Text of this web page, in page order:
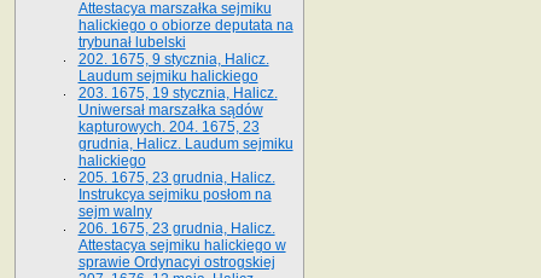
Attestacya marszałka sejmiku
halickiego o obiorze deputata na
trybunał lubelski
202. 1675, 9 stycznia, Halicz.
Laudum sejmiku halickiego
203. 1675, 19 stycznia, Halicz.
Uniwersał marszałka sądów
kapturowych. 204. 1675, 23
grudnia, Halicz. Laudum sejmiku
halickiego
205. 1675, 23 grudnia, Halicz.
Instrukcya sejmiku posłom na
sejm walny
206. 1675, 23 grudnia, Halicz.
Attestacya sejmiku halickiego w
sprawie Ordynacyi ostrogskiej